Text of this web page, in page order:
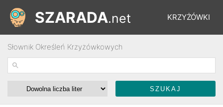
KRZYŻÓWKI
ŁAMIGŁÓWKI
SZARADA.net
Słownik Określeń Krzyżówkowych